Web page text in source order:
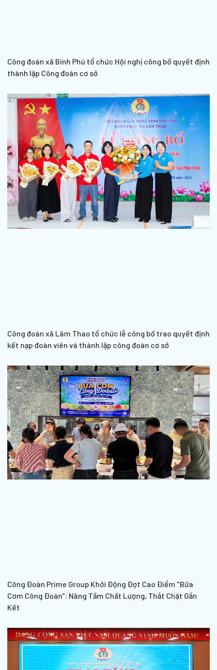
Công đoàn xã Bình Phú tổ chức Hội nghị công bố quyết định
thành lập Công đoàn cơ sở
Công đoàn xã Lâm Thao tổ chức lễ công bố trao quyết định
kết nạp đoàn viên và thành lập công đoàn cơ sở
Công Đoàn Prime Group Khởi Động Đợt Cao Điểm "Bữa
Cơm Công Đoàn": Nâng Tầm Chất Lượng, Thắt Chặt Gắn
Kết